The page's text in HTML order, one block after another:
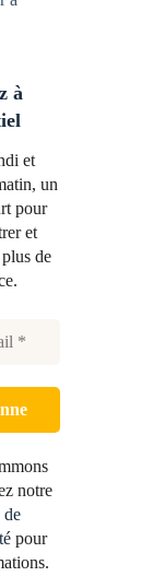
à
et
un
pour
et
de
notre
pour